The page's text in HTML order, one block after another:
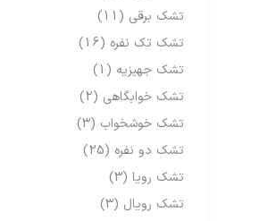
تشک برقی (11)
تشک تک نفره (16)
تشک جهیزیه (1)
تشک خوابگاهی (2)
تشک خوشخواب (3)
تشک دو نفره (25)
تشک رویا (3)
تشک رویال (3)